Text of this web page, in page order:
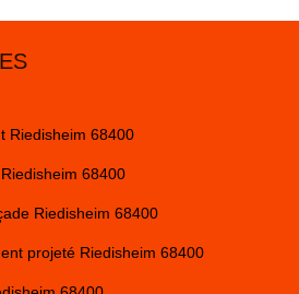
Riedisheim 68400
68400
Riedisheim 68400
projeté Riedisheim 68400